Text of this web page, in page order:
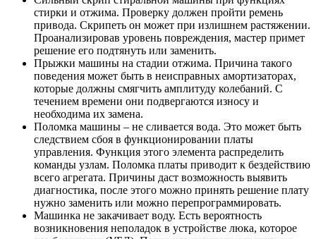
стирки и отжима. Проверку должен пройти ремень
привода. Скрипеть он может при излишнем растяжении.
Проанализировав уровень повреждения, мастер примет
решение его подтянуть или заменить.
Прыжки машины на стадии отжима. Причина такого
поведения может быть в неисправных амортизаторах,
которые должны смягчить амплитуду колебаний. С
течением времени они подвергаются износу и
необходима их замена.
Поломка машины – не сливается вода. Это может быть
следствием сбоя в функционировании платы
управления. Функция этого элемента распределить
команды узлам. Поломка платы приводит к бездействию
всего агрегата. Причины даст возможность выявить
диагностика, после этого можно принять решение плату
нужно заменить или можно перепрограммировать.
Машинка не закачивает воду. Есть вероятность
возникновения неполадок в устройстве люка, которое